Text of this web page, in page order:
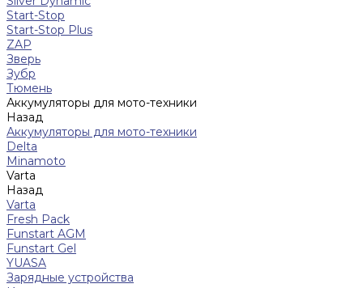
Start-Stop
Start-Stop Plus
ZAP
Зверь
Зубр
Тюмень
Аккумуляторы для мото-техники
Назад
Аккумуляторы для мото-техники
Delta
Minamoto
Varta
Назад
Varta
Fresh Pack
Funstart AGM
Funstart Gel
YUASA
Зарядные устройства